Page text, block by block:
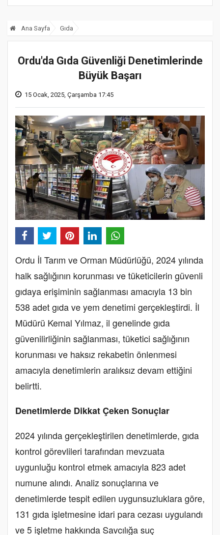
Ana Sayfa Gıda
Ordu'da Gıda Güvenliği Denetimlerinde
Büyük Başarı
15 Ocak, 2025, Çarşamba 17:45
Ordu İl Tarım ve Orman Müdürlüğü, 2024 yılında
halk sağlığının korunması ve tüketicilerin güvenli
gıdaya erişiminin sağlanması amacıyla 13 bin
538 adet gıda ve yem denetimi gerçekleştirdi. İl
Müdürü Kemal Yılmaz, il genelinde gıda
güvenilirliğinin sağlanması, tüketici sağlığının
korunması ve haksız rekabetin önlenmesi
amacıyla denetimlerin aralıksız devam ettiğini
belirtti.
Denetimlerde Dikkat Çeken Sonuçlar
2024 yılında gerçekleştirilen denetimlerde, gıda
kontrol görevlileri tarafından mevzuata
uygunluğu kontrol etmek amacıyla 823 adet
numune alındı. Analiz sonuçlarına ve
denetimlerde tespit edilen uygunsuzluklara göre,
131 gıda işletmesine idari para cezası uygulandı
ve 5 işletme hakkında Savcılığa suç